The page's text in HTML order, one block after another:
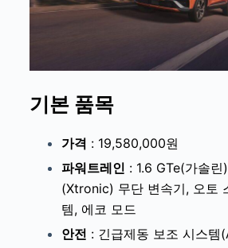
기본 품목
가격 : 19,580,000원
파워트레인 : 1.6 GTe(가솔
(Xtronic) 무단 변속기, 오토
템, 에코 모드
안전 : 긴급제동 보조 시스템